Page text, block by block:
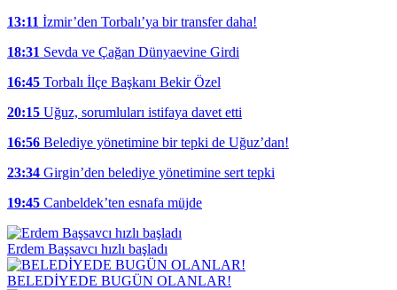
13:11 İzmir’den Torbalı’ya bir transfer daha!
18:31 Sevda ve Çağan Dünyaevine Girdi
16:45 Torbalı İlçe Başkanı Bekir Özel
20:15 Uğuz, sorumluları istifaya davet etti
16:56 Belediye yönetimine bir tepki de Uğuz’dan!
23:34 Girgin’den belediye yönetimine sert tepki
19:45 Canbeldek’ten esnafa müjde
Erdem Başsavcı hızlı başladı
BELEDİYEDE BUGÜN OLANLAR!